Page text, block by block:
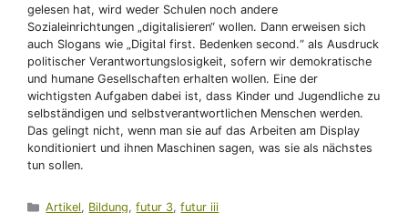
gelesen hat, wird weder Schulen noch andere
Sozialeinrichtungen „digitalisieren“ wollen. Dann erweisen sich
auch Slogans wie „Digital first. Bedenken second.“ als Ausdruck
politischer Verantwortungslosigkeit, sofern wir demokratische
und humane Gesellschaften erhalten wollen. Eine der
wichtigsten Aufgaben dabei ist, dass Kinder und Jugendliche zu
selbständigen und selbstverantwortlichen Menschen werden.
Das gelingt nicht, wenn man sie auf das Arbeiten am Display
konditioniert und ihnen Maschinen sagen, was sie als nächstes
tun sollen.
Kategorien
Artikel, Bildung,futur 3,futur iii